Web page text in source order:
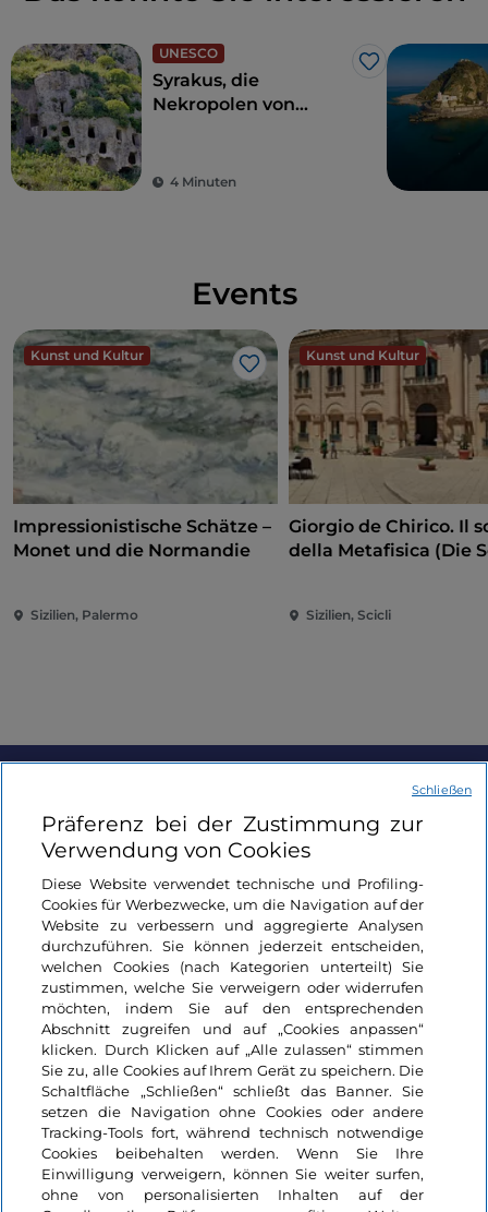
UNESCO
Like
Syrakus, die
Nekropolen von
gehören
4 Minuten
Events
Kunst und Kultur
Like
Impressionistische Schätze –
Monet und die Normandie
Sizilien, Palermo
Kunst und Kultur
Giorgio de Chirico. Il
della Metafisica (Die
Sizilien, Scicli
Nützliche Links
Login
Bleiben wir in Kontakt
Präferenz bei der Zustimmung zur
Verwendung von Cookies
Diese Website verwendet technische und Profiling-
Cookies für Werbezwecke, um die Navigation auf der
Website zu verbessern und aggregierte Analysen
durchzuführen. Sie können jederzeit entscheiden,
welchen Cookies (nach Kategorien unterteilt) Sie
zustimmen, welche Sie verweigern oder widerrufen
möchten, indem Sie auf den entsprechenden
Abschnitt zugreifen und auf „Cookies anpassen“
klicken. Durch Klicken auf „Alle zulassen“ stimmen
Sie zu, alle Cookies auf Ihrem Gerät zu speichern. Die
Schaltfläche „Schließen“ schließt das Banner. Sie
setzen die Navigation ohne Cookies oder andere
Tracking-Tools fort, während technisch notwendige
Cookies beibehalten werden. Wenn Sie Ihre
Einwilligung verweigern, können Sie weiter surfen,
ohne von personalisierten Inhalten auf der
Schließen